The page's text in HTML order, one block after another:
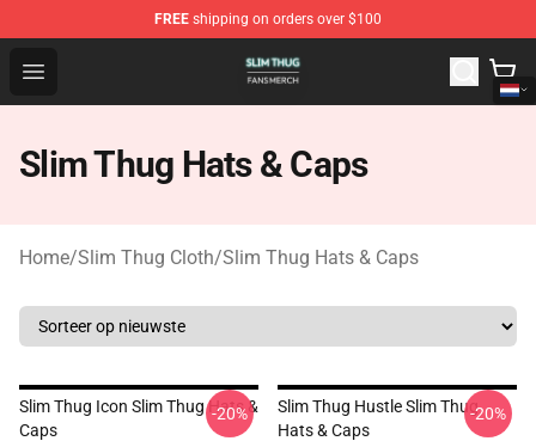
FREE shipping on orders over $100
Open menu
Slim Thug Shop - Official Slim Thug Merchandise Store
Slim Thug Hats & Caps
Home/Slim Thug Cloth/Slim Thug Hats & Caps
Slim Thug Icon Slim Thug Hats &
Caps
-20%
Slim Thug Hustle Slim Thug
Hats & Caps
-20%